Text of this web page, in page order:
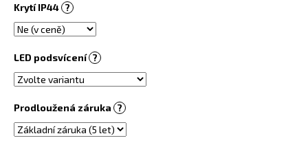
Krytí IP44 ?
LED podsvícení ?
Prodloužená záruka ?
D
o
o
r
u
č
u
j